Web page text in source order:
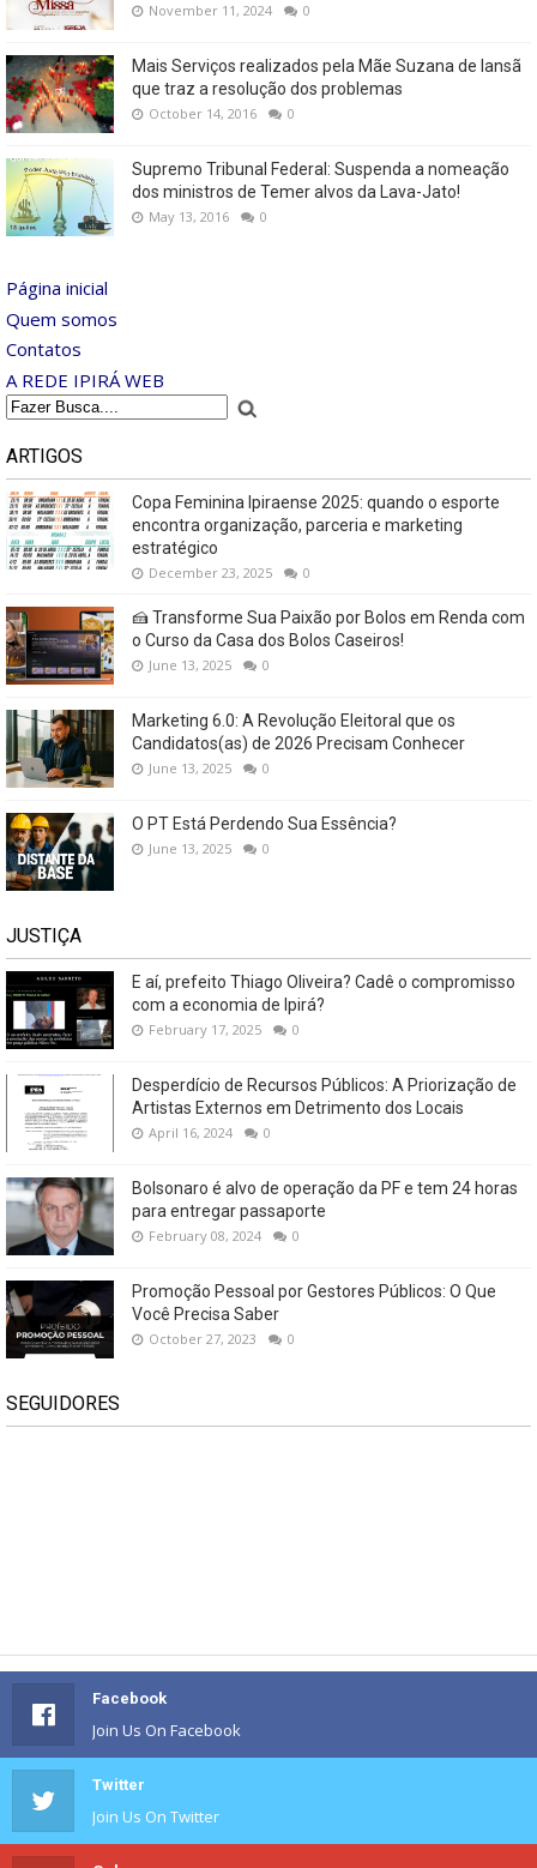
November 11, 2024 0
Mais Serviços realizados pela Mãe Suzana de Iansã
que traz a resolução dos problemas
October 14, 2016 0
Supremo Tribunal Federal: Suspenda a nomeação
dos ministros de Temer alvos da Lava-Jato!
May 13, 2016 0
Página inicial
Quem somos
Contatos
A REDE IPIRÁ WEB
ARTIGOS
Copa Feminina Ipiraense 2025: quando o esporte
encontra organização, parceria e marketing
estratégico
December 23, 2025 0
🍰 Transforme Sua Paixão por Bolos em Renda com
o Curso da Casa dos Bolos Caseiros!
June 13, 2025 0
Marketing 6.0: A Revolução Eleitoral que os
Candidatos(as) de 2026 Precisam Conhecer
June 13, 2025 0
O PT Está Perdendo Sua Essência?
June 13, 2025 0
JUSTIÇA
E aí, prefeito Thiago Oliveira? Cadê o compromisso
com a economia de Ipirá?
February 17, 2025 0
Desperdício de Recursos Públicos: A Priorização de
Artistas Externos em Detrimento dos Locais
April 16, 2024 0
Bolsonaro é alvo de operação da PF e tem 24 horas
para entregar passaporte
February 08, 2024 0
Promoção Pessoal por Gestores Públicos: O Que
Você Precisa Saber
October 27, 2023 0
SEGUIDORES
Facebook
Join Us On Facebook
Twitter
Join Us On Twitter